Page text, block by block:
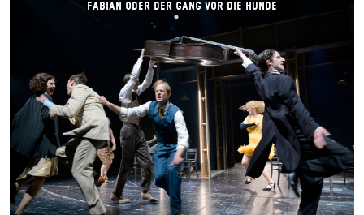
FABIAN ODER DER GANG VOR DIE HUNDE